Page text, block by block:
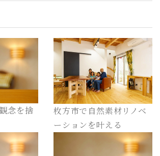
念を捨
枚方市で自然素材リノベ
ーションを叶える